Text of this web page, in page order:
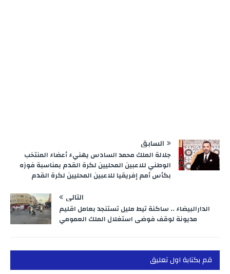
السابق
جلالة الملك محمد السادس يهنيء أعضاء المنتخب
الوطني للاعبين المحليين لكرة القدم بمناسبة فوزه
بكأس أمم إفريقيا للاعبين المحليين لكرة القدم
التالي
الدارالبيضاء .. ساكنة تيط مليل تستنجد بعامل اقليم
مديونة لوقف فوضى استغلال الملك العمومي
قم بكتابة اول تعليق